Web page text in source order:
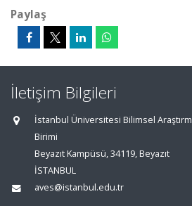
Paylaş
İletişim Bilgileri
İstanbul Üniversitesi Bilimsel
Birimi
Beyazıt Kampüsü, 34119, Beyazıt
İSTANBUL
aves@istanbul.edu.tr